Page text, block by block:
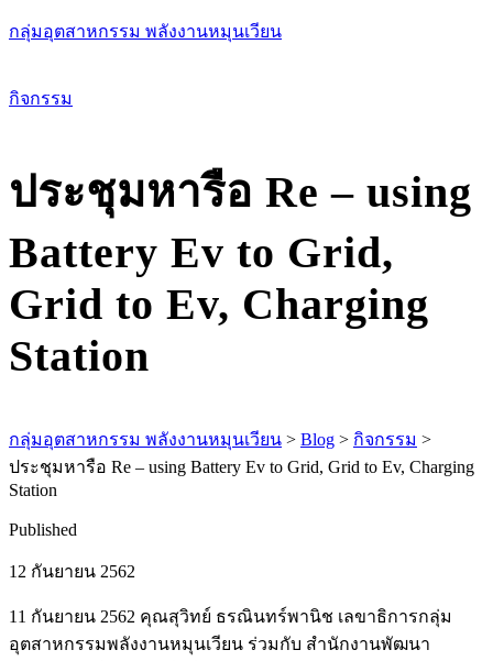
กลุ่มอุตสาหกรรม พลังงานหมุนเวียน
กิจกรรม
ประชุมหารือ Re – using
Battery Ev to Grid,
Grid to Ev, Charging
Station
กลุ่มอุตสาหกรรม พลังงานหมุนเวียน > Blog > กิจกรรม >
ประชุมหารือ Re – using Battery Ev to Grid, Grid to Ev, Charging
Station
Published
12 กันยายน 2562
11 กันยายน 2562 คุณสุวิทย์ ธรณินทร์พานิช เลขาธิการกลุ่ม
อุตสาหกรรมพลังงานหมุนเวียน ร่วมกับ สำนักงานพัฒนา